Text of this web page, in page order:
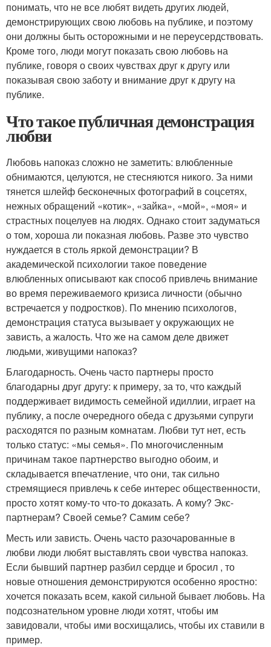
понимать, что не все любят видеть других людей,
демонстрирующих свою любовь на публике, и поэтому
они должны быть осторожными и не переусердствовать.
Кроме того, люди могут показать свою любовь на
публике, говоря о своих чувствах друг к другу или
показывая свою заботу и внимание друг к другу на
публике.
Что такое публичная демонстрация
любви
Любовь напоказ сложно не заметить: влюбленные
обнимаются, целуются, не стесняются никого. За ними
тянется шлейф бесконечных фотографий в соцсетях,
нежных обращений «котик», «зайка», «мой», «моя» и
страстных поцелуев на людях. Однако стоит задуматься
о том, хороша ли показная любовь. Разве это чувство
нуждается в столь яркой демонстрации? В
академической психологии такое поведение
влюбленных описывают как способ привлечь внимание
во время переживаемого кризиса личности (обычно
встречается у подростков). По мнению психологов,
демонстрация статуса вызывает у окружающих не
зависть, а жалость. Что же на самом деле движет
людьми, живущими напоказ?
Благодарность. Очень часто партнеры просто
благодарны друг другу: к примеру, за то, что каждый
поддерживает видимость семейной идиллии, играет на
публику, а после очередного обеда с друзьями супруги
расходятся по разным комнатам. Любви тут нет, есть
только статус: «мы семья». По многочисленным
причинам такое партнерство выгодно обоим, и
складывается впечатление, что они, так сильно
стремящиеся привлечь к себе интерес общественности,
просто хотят кому-то что-то доказать. А кому? Экс-
партнерам? Своей семье? Самим себе?
Месть или зависть. Очень часто разочарованные в
любви люди любят выставлять свои чувства напоказ.
Если бывший партнер разбил сердце и бросил , то
новые отношения демонстрируются особенно яростно:
хочется показать всем, какой сильной бывает любовь. На
подсознательном уровне люди хотят, чтобы им
завидовали, чтобы ими восхищались, чтобы их ставили в
пример.